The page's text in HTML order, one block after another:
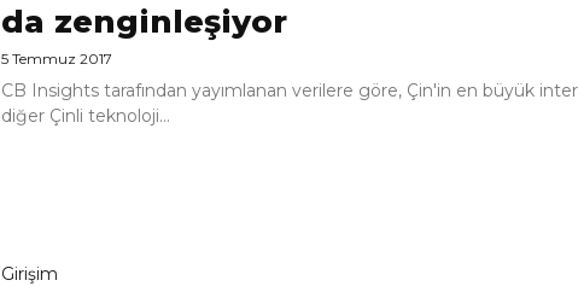
da zenginleşiyor
5 Temmuz 2017
CB Insights tarafından yayımlanan verilere göre, Çin'in en büyük
diğer Çinli teknoloji...
Girişim